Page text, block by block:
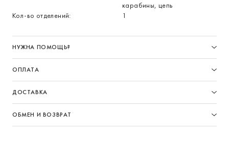
карабины, цепь
Кол-во отделений:
1
НУЖНА ПОМОЩЬ?
ОПЛАТА
ДОСТАВКА
ОБМЕН И ВОЗВРАТ